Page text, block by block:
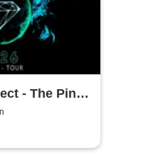
- The Pink